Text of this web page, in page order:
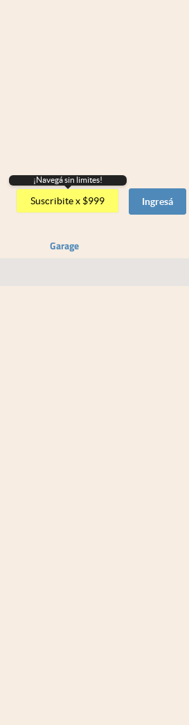
¡Navegá sin limites!
Suscribite x $999 Ingresá
Garage